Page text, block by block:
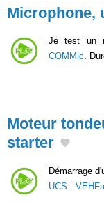
Microphone,
Je test un
COMMic.
Moteur
starter
Démarrage
UCS :